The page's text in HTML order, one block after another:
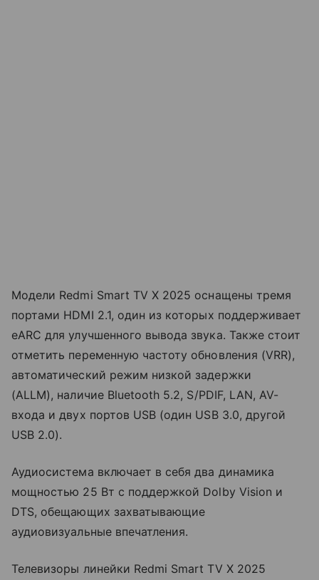
Модели Redmi Smart TV X 2025 оснащены тремя
портами HDMI 2.1, один из которых поддерживает
eARC для улучшенного вывода звука. Также стоит
отметить переменную частоту обновления (VRR),
автоматический режим низкой задержки
(ALLM), наличие Bluetooth 5.2, S/PDIF, LAN, AV-
входа и двух портов USB (один USB 3.0, другой
USB 2.0).
Аудиосистема включает в себя два динамика
мощностью 25 Вт с поддержкой Dolby Vision и
DTS, обещающих захватывающие
аудиовизуальные впечатления.
Телевизоры линейки Redmi Smart TV X 2025